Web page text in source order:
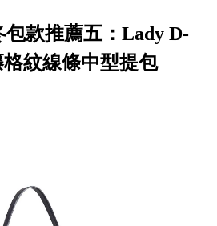
包款推薦五：Lady D-
紋線條中型提包